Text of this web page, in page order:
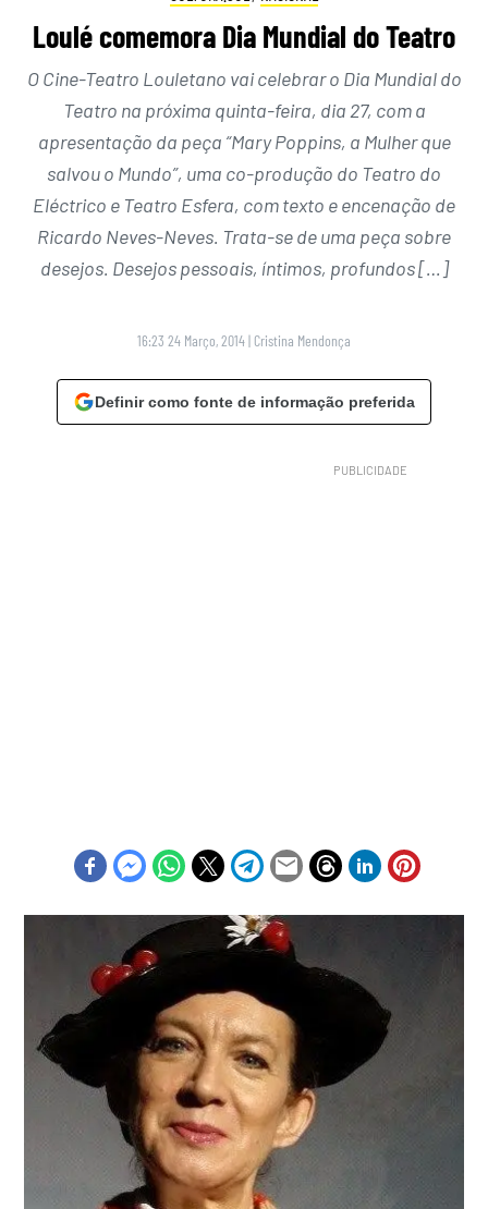
Loulé comemora Dia Mundial do Teatro
O Cine-Teatro Louletano vai celebrar o Dia Mundial do
Teatro na próxima quinta-feira, dia 27, com a
apresentação da peça “Mary Poppins, a Mulher que
salvou o Mundo”, uma co-produção do Teatro do
Eléctrico e Teatro Esfera, com texto e encenação de
Ricardo Neves-Neves. Trata-se de uma peça sobre
desejos. Desejos pessoais, íntimos, profundos […]
16:23 24 Março, 2014| Cristina Mendonça
Definir como fonte de informação preferida